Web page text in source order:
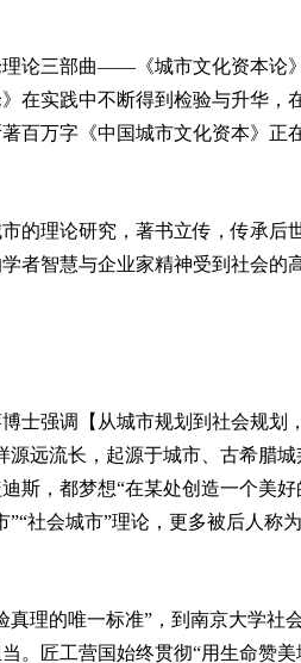
论三部曲——《城市文化资本论
在实践中不断得到检验与升华，
百万字《中国城市文化资本》正
的理论研究，著书立传，传承后
者智慧与企业家精神受到社会的
士强调【从城市规划到社会规划
源远流长，起源于城市、古希腊
斯，都梦想“在某处创造一个美
”“社会城市”理论，更多被后人称
真理的唯一标准”，到南京大学社
。匠工营国始终贯彻“用生命赞